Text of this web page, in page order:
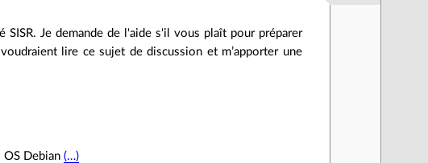
Je demande de l'aide s'il vous plaît pour préparer
lire ce sujet de discussion et m’apporter une
OS Debian(…)